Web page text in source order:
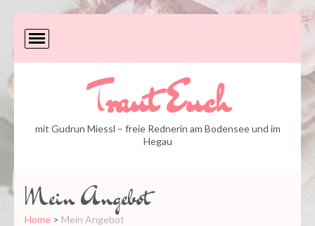
Traut Euch
mit Gudrun Miessl – freie Rednerin am Bodensee und im
Hegau
Mein Angebot
Home > Mein Angebot